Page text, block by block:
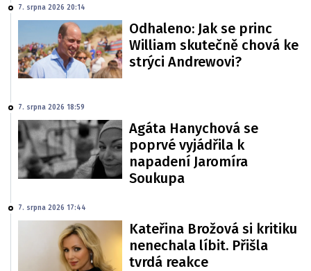
7. srpna 2026 20:14
Odhaleno: Jak se princ
William skutečně chová ke
strýci Andrewovi?
7. srpna 2026 18:59
Agáta Hanychová se
poprvé vyjádřila k
napadení Jaromíra
Soukupa
7. srpna 2026 17:44
Kateřina Brožová si kritiku
nenechala líbit. Přišla
tvrdá reakce